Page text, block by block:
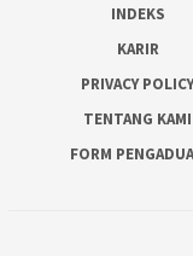
INDEKS
KARIR
PRIVACY POLICY
TENTANG KAMI
FORM